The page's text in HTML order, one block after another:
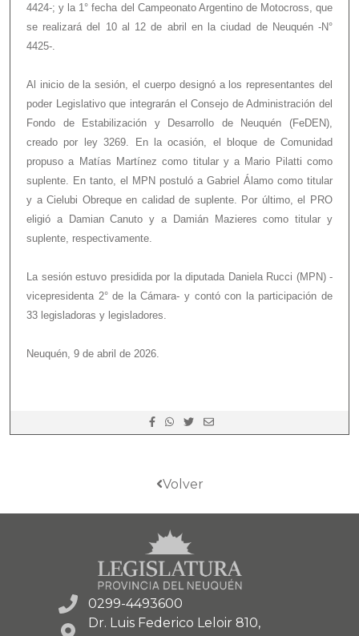
4424-; y la 1° fecha del Campeonato Argentino de Motocross, que
se realizará del 10 al 12 de abril en la ciudad de Neuquén -N°
4425-.
Al inicio de la sesión, el cuerpo designó a los representantes del
poder Legislativo que integrarán el Consejo de Administración del
Fondo de Estabilización y Desarrollo de Neuquén (FeDEN),
creado por ley 3269. En la ocasión, el bloque de Comunidad
propuso a Matías Martínez como titular y a Mario Pilatti como
suplente. En tanto, el MPN postuló a Gabriel Álamo como titular
y a Cielubi Obreque en calidad de suplente. Por último, el PRO
eligió a Damian Canuto y a Damián Mazieres como titular y
suplente, respectivamente.
La sesión estuvo presidida por la diputada Daniela Rucci (MPN) -
vicepresidenta 2° de la Cámara- y contó con la participación de
33 legisladoras y legisladores.
Neuquén, 9 de abril de 2026.
Volver
0299-4493600
Dr. Luis Federico Leloir 810,